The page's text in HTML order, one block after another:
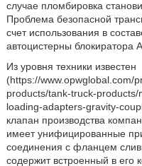
случае пломбировка
Проблема безопасной
счет использования в
автоцистерны блокиратора
Из уровня техники известен
(https://www.opwglobal.com/
products/tank-truck-
loading-adapters-gravity-
клапан производства
имеет унифицированные
соединения с фланцем
содержит встроенный в его